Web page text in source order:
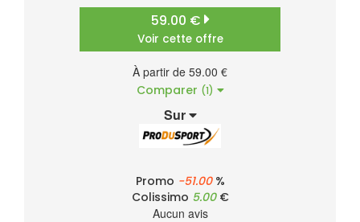
59.00 €
Voir cette offre
À partir de 59.00 €
Comparer (1)
Sur
Promo -51.00%
Colissimo 5.00€
Aucun avis